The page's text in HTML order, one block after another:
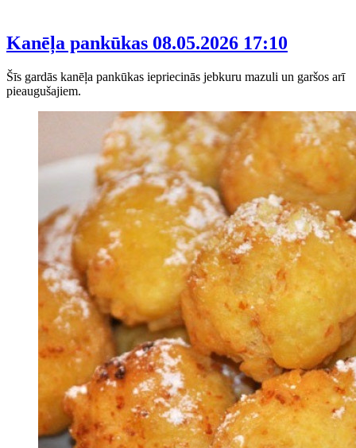
Kanēļa pankūkas 08.05.2026 17:10
Šīs gardās kanēļa pankūkas iepriecinās jebkuru mazuli un garšos arī
pieaugušajiem.